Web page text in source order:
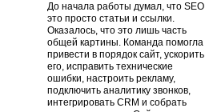
До начала работы думал, что SEO
это просто статьи и ссылки.
Оказалось, что это лишь часть
общей картины. Команда помогла
привести в порядок сайт, ускорить
его, исправить технические
ошибки, настроить рекламу,
подключить аналитику звонков,
интегрировать CRM и собрать